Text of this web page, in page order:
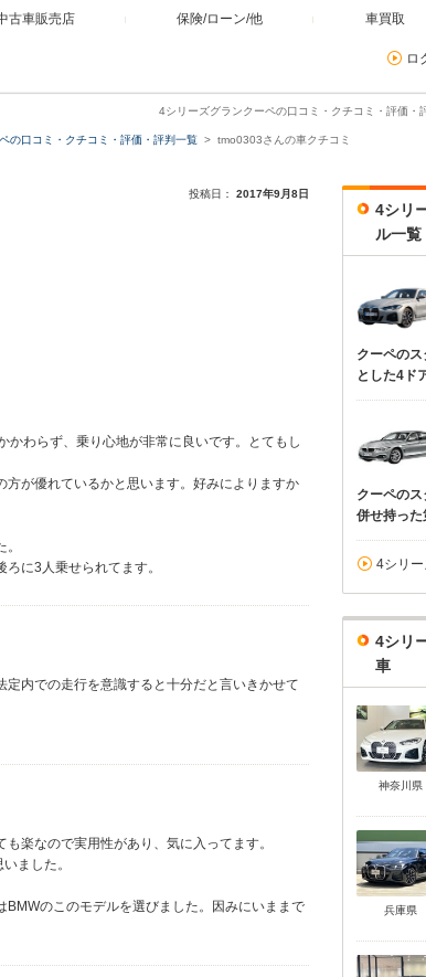
古車販売店 保険/ローン/他 車買取
ロ
4シリーズグランクーペの口コミ・クチコミ・評価・
の口コミ・クチコミ・評価・評判一覧 tmo0303さんの車クチコミ
投稿日： 2017年9月8日
わらず、乗り心地が非常に良いです。とてもし
が優れているかと思います。好みによりますか
に3人乗せられてます。
内での走行を意識すると十分だと言いきかせて
楽なので実用性があり、気に入ってます。
ました。
のこのモデルを選びました。因みにいままで
4シリ
ル一覧
クーペの
とした4ド
クーペの
併せ持っ
4シリ
4シリ
車
神奈川県
兵庫県